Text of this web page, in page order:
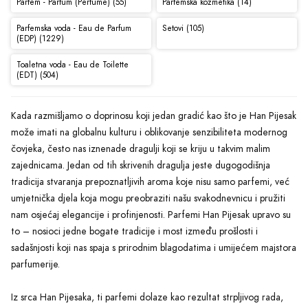
Parfemska voda - Eau de Parfum
(EDP) (1229)
Setovi (105)
Toaletna voda - Eau de Toilette
(EDT) (504)
Kada razmišljamo o doprinosu koji jedan gradić kao što je Han Pijesak
može imati na globalnu kulturu i oblikovanje senzibiliteta modernog
čovjeka, često nas iznenade dragulji koji se kriju u takvim malim
zajednicama. Jedan od tih skrivenih dragulja jeste dugogodišnja
tradicija stvaranja prepoznatljivih aroma koje nisu samo parfemi, već
umjetnička djela koja mogu preobraziti našu svakodnevnicu i pružiti
nam osjećaj elegancije i profinjenosti. Parfemi Han Pijesak upravo su
to – nosioci jedne bogate tradicije i most između prošlosti i
sadašnjosti koji nas spaja s prirodnim blagodatima i umijećem majstora
parfumerije.
Iz srca Han Pijesaka, ti parfemi dolaze kao rezultat strpljivog rada,